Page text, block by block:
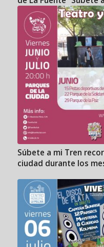
Súbete a mi Tren
ciudad durante los